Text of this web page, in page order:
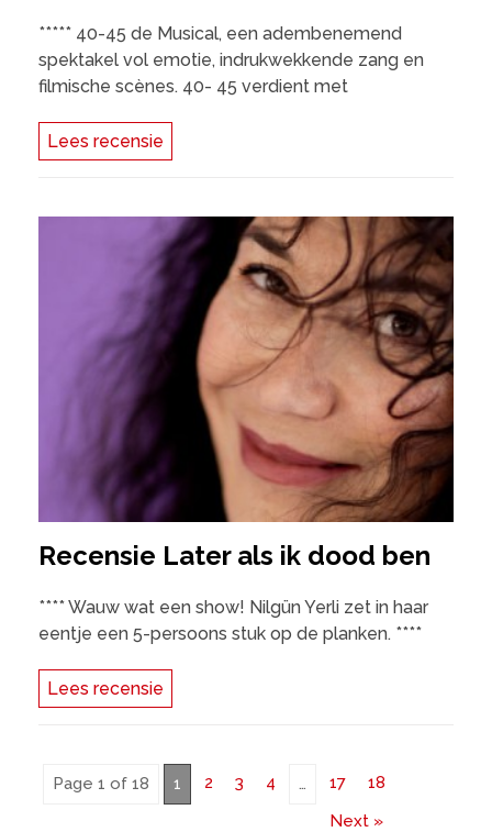
***** 40-45 de Musical, een adembenemend
spektakel vol emotie, indrukwekkende zang en
filmische scènes. 40- 45 verdient met
Lees recensie
Recensie Later als ik dood ben
**** Wauw wat een show! Nilgün Yerli zet in haar
eentje een 5-persoons stuk op de planken. ****
Lees recensie
Page 1 of 18 1 2 3 4 … 17
18
Next »